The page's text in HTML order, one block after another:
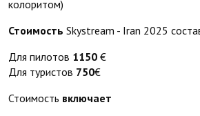
колоритом)
Стоимость Skystream - Iran 2025
Для пилотов 1150 €
Для туристов 750€
Стоимость включает